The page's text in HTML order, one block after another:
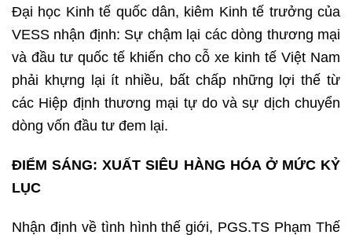
Đại học Kinh tế quốc dân, kiêm Kinh tế trưởng của
VESS nhận định: Sự chậm lại các dòng thương mại
và đầu tư quốc tế khiến cho cỗ xe kinh tế Việt Nam
phải khựng lại ít nhiều, bất chấp những lợi thế từ
các Hiệp định thương mại tự do và sự dịch chuyển
dòng vốn đầu tư đem lại.
ĐIỂM SÁNG: XUẤT SIÊU HÀNG HÓA Ở MỨC KỶ
LỤC
Nhận định về tình hình thế giới, PGS.TS Phạm Thế